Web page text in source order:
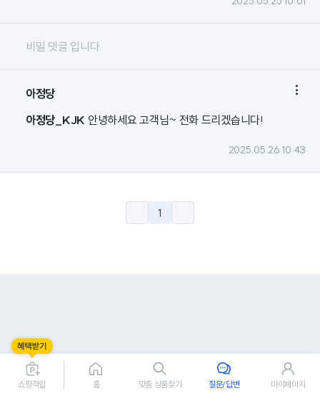
비밀 댓글 입니다.
아정당 
아정당_KJK 안녕하세요 고객님~ 전화 드리겠습니다!
2025.05.26 10:43
1
쇼핑적립 홈 맞춤 상품찾기 질문/답변 마이페이지